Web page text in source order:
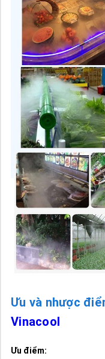
Ưu và nhược
Vinacool
Ưu điểm: